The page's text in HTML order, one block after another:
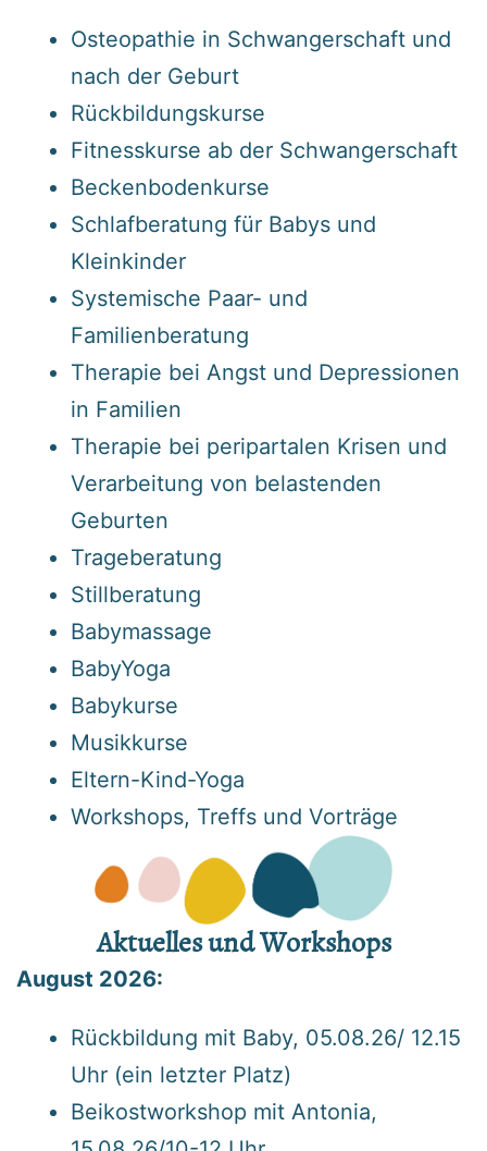
Osteopathie in Schwangerschaft und
nach der Geburt
Rückbildungskurse
Fitnesskurse ab der Schwangerschaft
Beckenbodenkurse
Schlafberatung für Babys und
Kleinkinder
Systemische Paar- und
Familienberatung
Therapie bei Angst und Depressionen
in Familien
Therapie bei peripartalen Krisen und
Verarbeitung von belastenden
Geburten
Trageberatung
Stillberatung
Babymassage
BabyYoga
Babykurse
Musikkurse
Eltern-Kind-Yoga
Workshops, Treffs und Vorträge
Aktuelles und Workshops
August 2026:
Rückbildung mit Baby, 05.08.26/ 12.15
Uhr (ein letzter Platz)
Beikostworkshop mit Antonia,